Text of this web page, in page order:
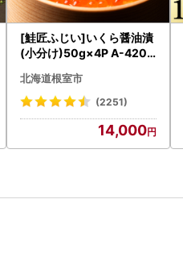
[鮭匠ふじい]いくら醤油漬
(小分け)50g×4P A-4209
北海道根室市
(2251)
14,000